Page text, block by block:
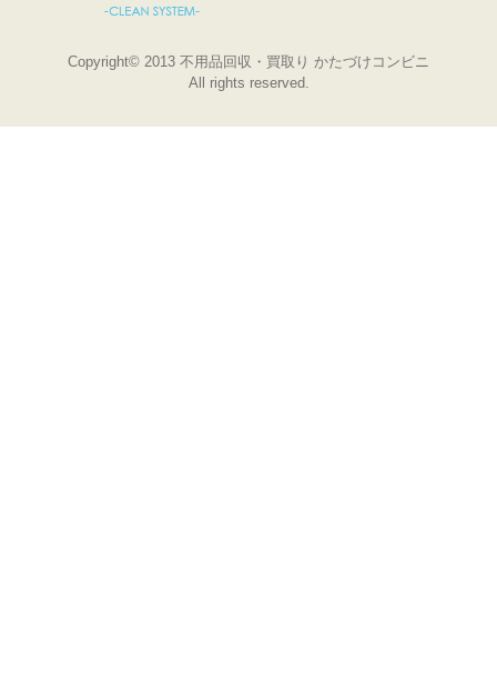
Copyright© 2013 不用品回収・買取り かたづけコンビニ
All rights reserved.